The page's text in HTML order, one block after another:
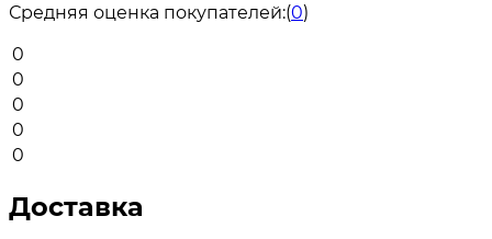
Средняя оценка покупателей:(0)
0
0
0
0
0
Доставка